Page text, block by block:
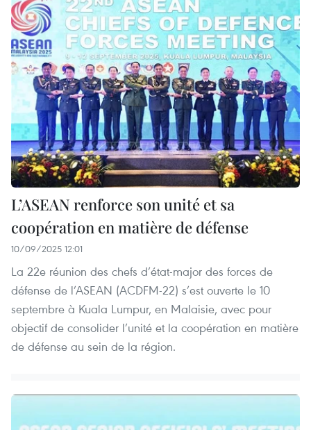
L’ASEAN renforce son unité et sa
coopération en matière de défense
10/09/2025 12:01
La 22e réunion des chefs d’état-major des forces de
défense de l’ASEAN (ACDFM-22) s’est ouverte le 10
septembre à Kuala Lumpur, en Malaisie, avec pour
objectif de consolider l’unité et la coopération en matière
de défense au sein de la région.